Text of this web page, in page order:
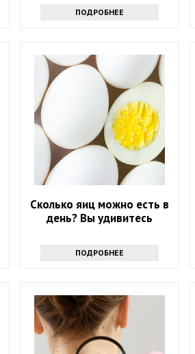
ПОДРОБНЕЕ
Сколько яиц можно есть в
день? Вы удивитесь
ПОДРОБНЕЕ